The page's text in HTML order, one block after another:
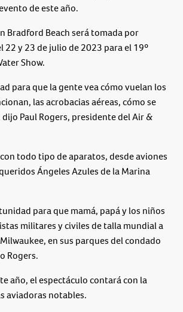
de este año.
Bradford Beach será tomada por
22 y 23 de julio de 2023 para el 19º
Show.
para que la gente vea cómo vuelan los
las acrobacias aéreas, cómo se
Paul Rogers, presidente del Air &
todo tipo de aparatos, desde aviones
Ángeles Azules de la Marina
para que mamá, papá y los niños
militares y civiles de talla mundial a
en sus parques del condado
Rogers.
año, el espectáculo contará con la
aviadoras notables.